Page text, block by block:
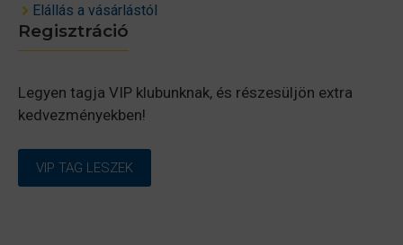
Elállás a vásárlástól
Regisztráció
Legyen tagja VIP klubunknak, és részesüljön extra
kedvezményekben!
VIP TAG LESZEK